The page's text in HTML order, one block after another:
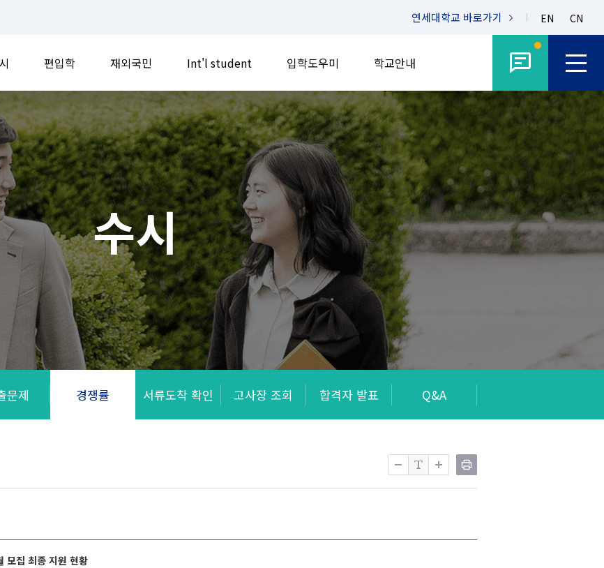
연세대학교 바로가기 EN CN
편입학 재외국민 Int'l student 입학도우미 학교안내
수시
문제 경쟁률 서류도착 확인 고사장 조회 합격자 발표 Q&A
모집 최종 지원 현황